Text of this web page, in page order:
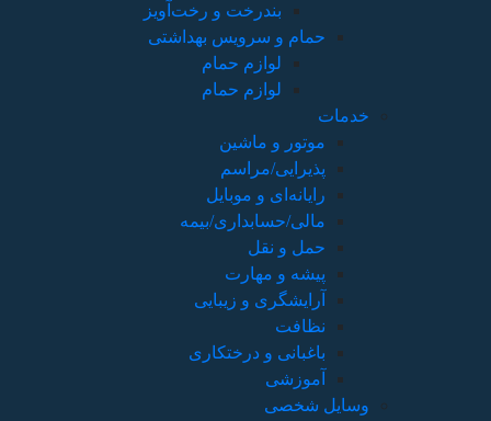
بندرخت و رخت‌آویز
حمام و سرویس بهداشتی
لوازم حمام
لوازم حمام
خدمات
موتور و ماشین
پذیرایی/مراسم
رایانه‌ای و موبایل
مالی/حسابداری/بیمه
حمل و نقل
پیشه و مهارت
آرایشگری و زیبایی
نظافت
باغبانی و درختکاری
آموزشی
وسایل شخصی